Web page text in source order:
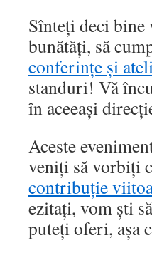
Sînteți deci bine
bunătăți, să
conferințe și
standuri! Vă
în aceeași
Aceste
veniți să vorbiți
contribuție
ezitați, vom ști
puteți oferi, așa